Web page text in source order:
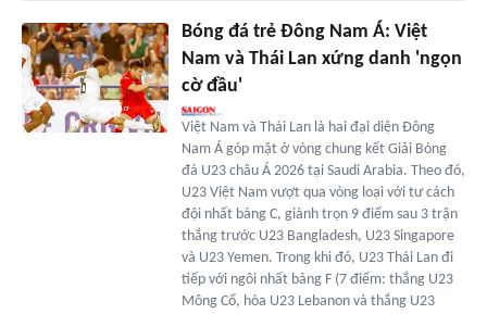
Bóng đá trẻ Đông Nam Á: Việt
Nam và Thái Lan xứng danh 'ngọn
cờ đầu'
Việt Nam và Thái Lan là hai đại diện Đông
Nam Á góp mặt ở vòng chung kết Giải Bóng
đá U23 châu Á 2026 tại Saudi Arabia. Theo đó,
U23 Việt Nam vượt qua vòng loại với tư cách
đội nhất bảng C, giành trọn 9 điểm sau 3 trận
thắng trước U23 Bangladesh, U23 Singapore
và U23 Yemen. Trong khi đó, U23 Thái Lan đi
tiếp với ngôi nhất bảng F (7 điểm: thắng U23
Mông Cổ, hòa U23 Lebanon và thắng U23